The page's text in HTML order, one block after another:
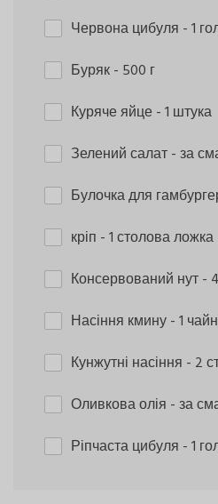
Червона цибуля - 1
Буряк- 500 г
Куряче яйце- 1 штука
Зелений салат- за
Булочка для
кріп - 1 столова ложка
Консервований нут-
Насіння кмину- 1
Кунжутні насіння - 2
Оливкова олія - за
Ріпчаста цибуля - 1